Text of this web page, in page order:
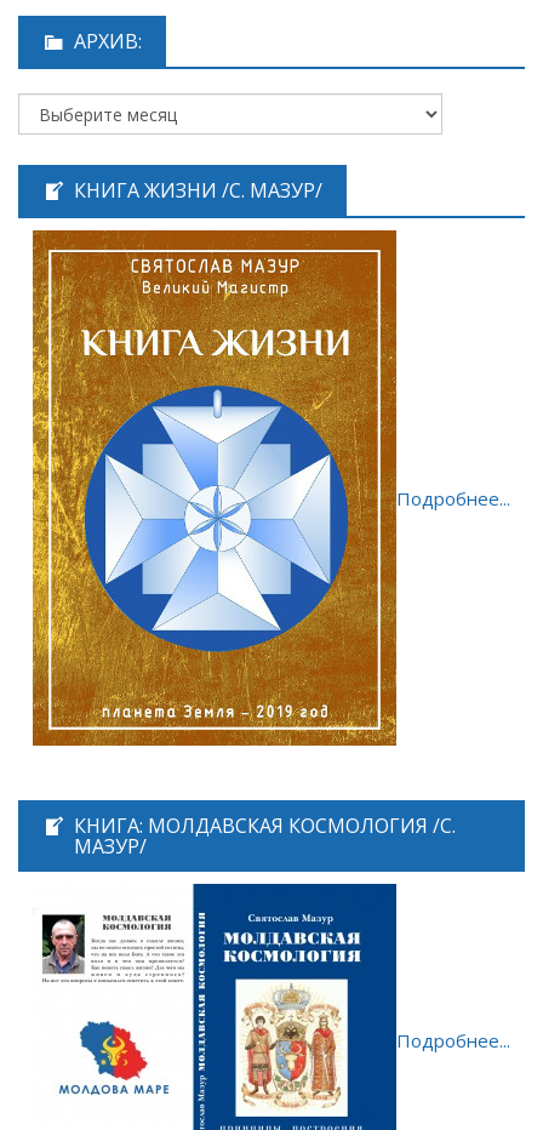
АРХИВ:
КНИГА ЖИЗНИ /С. МАЗУР/
Подробнее...
КНИГА: МОЛДАВСКАЯ КОСМОЛОГИЯ /С.
МАЗУР/
Подробнее...